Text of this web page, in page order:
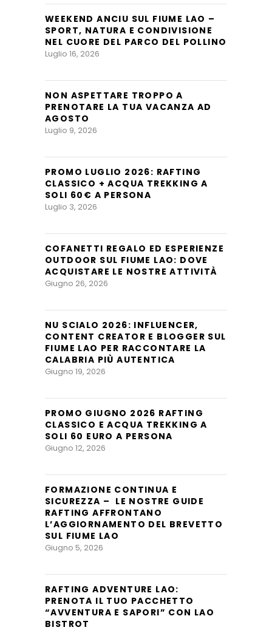
WEEKEND ANCIU SUL FIUME LAO –
SPORT, NATURA E CONDIVISIONE
NEL CUORE DEL PARCO DEL POLLINO
Luglio 16, 2026
NON ASPETTARE TROPPO A
PRENOTARE LA TUA VACANZA AD
AGOSTO
Luglio 9, 2026
PROMO LUGLIO 2026: RAFTING
CLASSICO + ACQUA TREKKING A
SOLI 60€ A PERSONA
Luglio 3, 2026
COFANETTI REGALO ED ESPERIENZE
OUTDOOR SUL FIUME LAO: DOVE
ACQUISTARE LE NOSTRE ATTIVITÀ
Giugno 26, 2026
NU SCIALO 2026: INFLUENCER,
CONTENT CREATOR E BLOGGER SUL
FIUME LAO PER RACCONTARE LA
CALABRIA PIÙ AUTENTICA
Giugno 19, 2026
PROMO GIUGNO 2026 RAFTING
CLASSICO E ACQUA TREKKING A
SOLI 60 EURO A PERSONA
Giugno 12, 2026
FORMAZIONE CONTINUA E
SICUREZZA – LE NOSTRE GUIDE
RAFTING AFFRONTANO
L’AGGIORNAMENTO DEL BREVETTO
SUL FIUME LAO
Giugno 5, 2026
RAFTING ADVENTURE LAO:
PRENOTA IL TUO PACCHETTO
“AVVENTURA E SAPORI” CON LAO
BISTROT